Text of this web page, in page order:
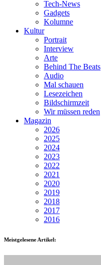
Tech-News
Gadgets
Kolumne
Kultur
Portrait
Interview
Arte
Behind The Beats
Audio
Mal schauen
Lesezeichen
Bildschirmzeit
Wir müssen reden
Magazin
2026
2025
2024
2023
2022
2021
2020
2019
2018
2017
2016
Meistgelesene Artikel: